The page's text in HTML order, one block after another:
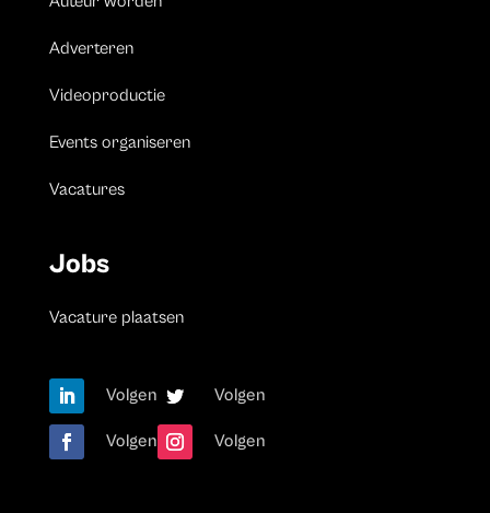
Adverteren
Videoproductie
Events organiseren
Vacatures
Jobs
Vacature plaatsen
Volgen Volgen
Volgen Volgen